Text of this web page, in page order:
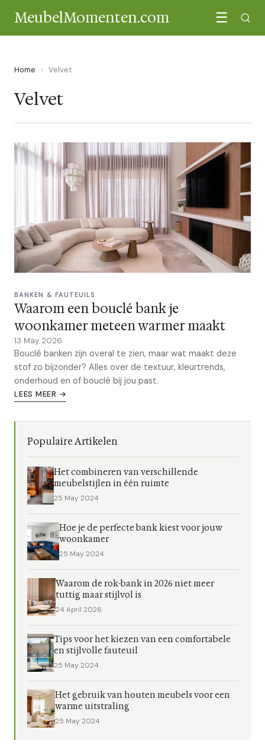
MeubelMomenten.com ☰
Home › Velvet
Velvet
BANKEN & FAUTEUILS
Waarom een bouclé bank je
woonkamer meteen warmer maakt
13 May 2026
Bouclé banken zijn overal te zien, maar wat maakt deze
stof zo bijzonder? Alles over de textuur, kleurtrends,
onderhoud en of bouclé bij jou past.
LEES MEER →
Populaire Artikelen
Het combineren van verschillende
meubelstijlen in één ruimte
25 May 2024
Hoe je de perfecte bank kiest voor jouw
woonkamer
25 May 2024
Waarom de rok-bank in 2026 niet meer
tuttig maar stijlvol is
24 April 2026
Tips voor het kiezen van een comfortabele
en stijlvolle fauteuil
25 May 2024
Het gebruik van houten meubels voor een
warme uitstraling
25 May 2024